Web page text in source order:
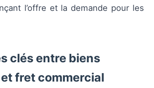
l’offre et la demande pour les
clés entre biens
fret commercial